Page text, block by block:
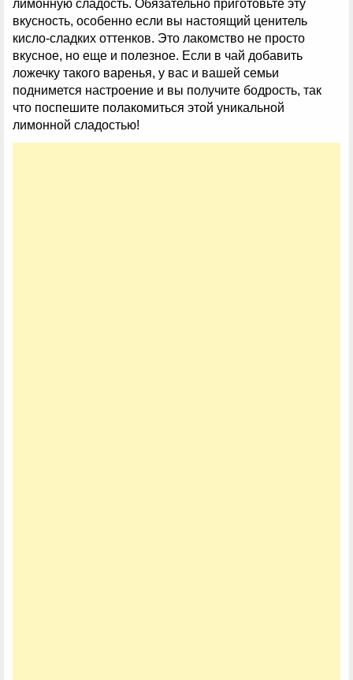
лимонную сладость. Обязательно приготовьте эту
вкусность, особенно если вы настоящий ценитель
кисло-сладких оттенков. Это лакомство не просто
вкусное, но еще и полезное. Если в чай добавить
ложечку такого варенья, у вас и вашей семьи
поднимется настроение и вы получите бодрость, так
что поспешите полакомиться этой уникальной
лимонной сладостью!